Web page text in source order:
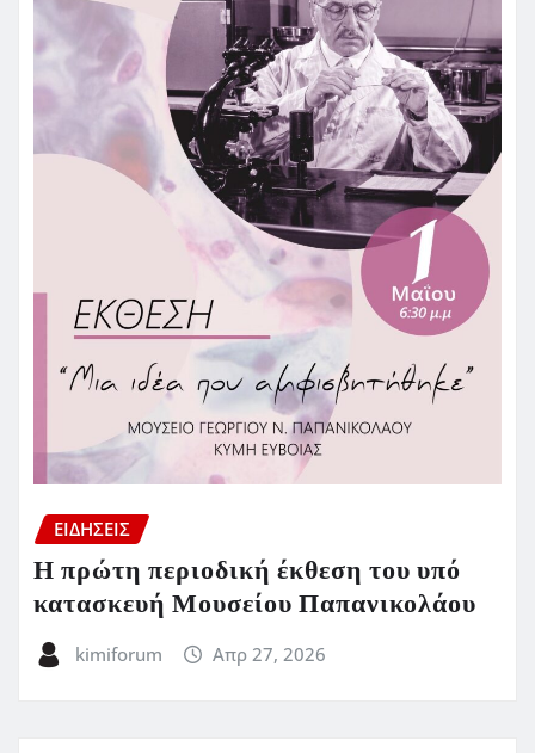
ΕΙΔΗΣΕΙΣ
Η πρώτη περιοδική έκθεση του υπό
κατασκευή Μουσείου Παπανικολάου
kimiforum Απρ 27, 2026